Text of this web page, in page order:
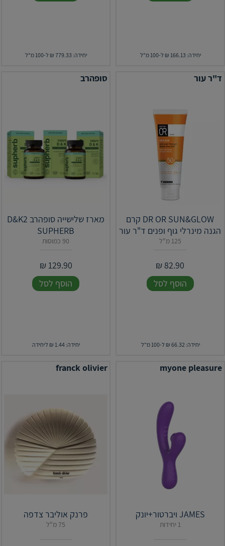
יחידה: 166.13 ₪ ל-100 מ"ל יחידה: 779.33 ₪ ל-100 מ"ל
ד"ר עור
DR OR SUN&GLOW קרם
הגנה מינרלי גוף ופנים ד"ר עור
125 מ"ל
82.90
₪
הוסף לסל
יחידה: 66.32 ₪ ל-100 מ"ל
סופהרב
מארז שלישייה סופהרב D&K2
SUPHERB
90 כמוסות
129.90
₪
הוסף לסל
יחידה: 1.44 ₪ ליחידה
myone pleasure
JAMES ויברטור+יונק
1 יחידות
franck olivier
פרנק אוליבר צדפה
75 מ"ל